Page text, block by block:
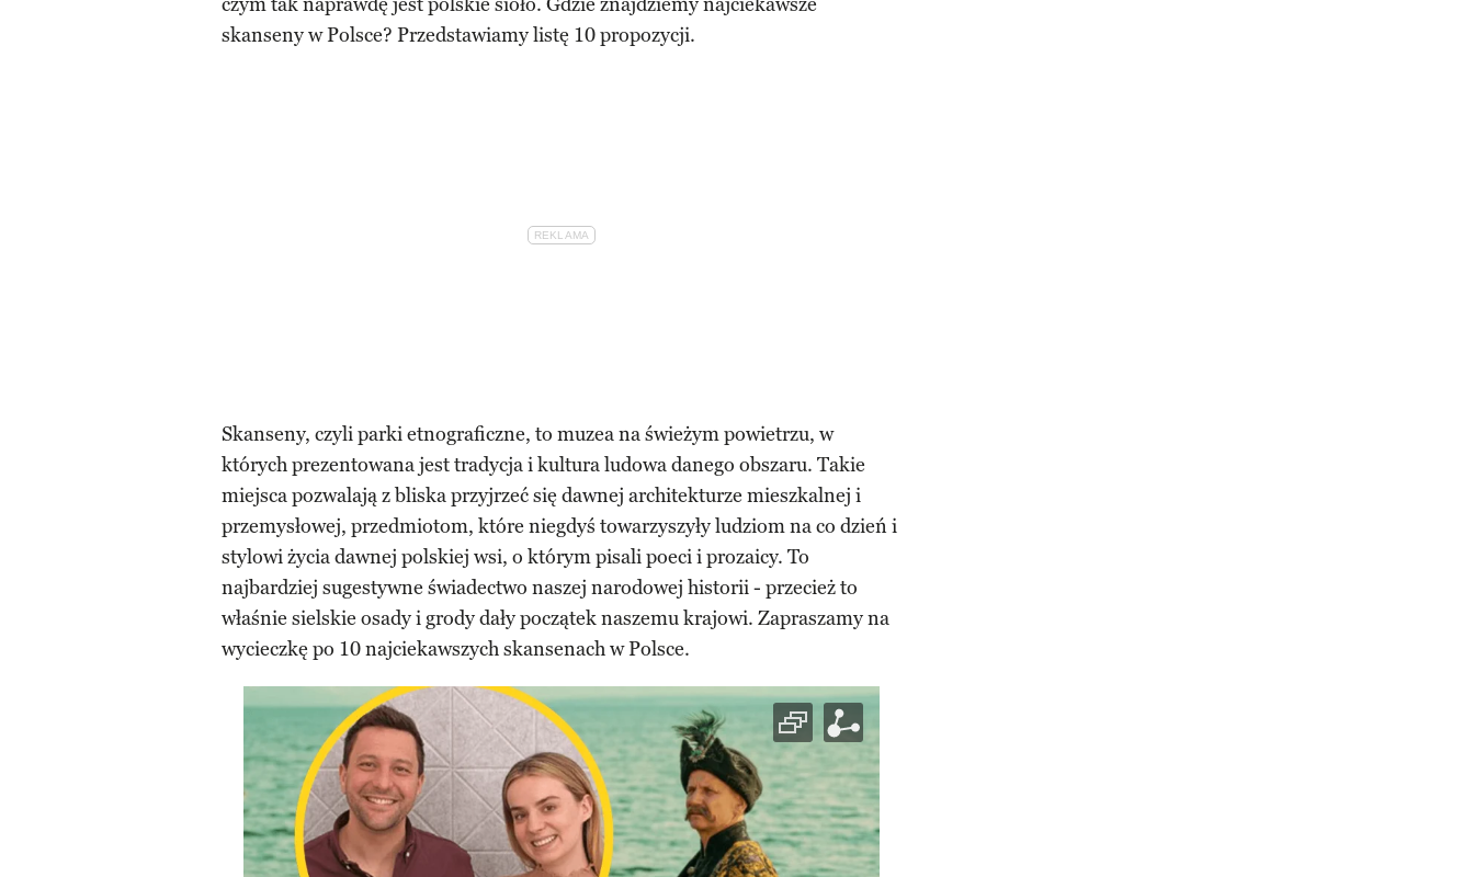
skanseny w Polsce? Przedstawiamy listę 10 propozycji.
Skanseny, czyli parki etnograficzne, to muzea na świeżym powietrzu, w
których prezentowana jest tradycja i kultura ludowa danego obszaru. Takie
miejsca pozwalają z bliska przyjrzeć się dawnej architekturze mieszkalnej i
przemysłowej, przedmiotom, które niegdyś towarzyszyły ludziom na co dzień i
stylowi życia dawnej polskiej wsi, o którym pisali poeci i prozaicy. To
najbardziej sugestywne świadectwo naszej narodowej historii - przecież to
właśnie sielskie osady i grody dały początek naszemu krajowi. Zapraszamy na
wycieczkę po 10 najciekawszych skansenach w Polsce.